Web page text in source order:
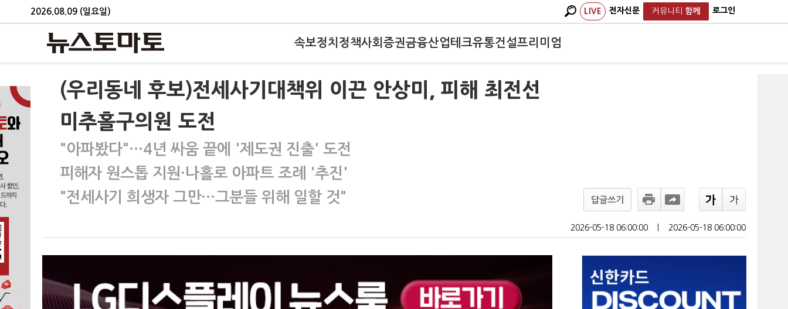
2026.08.09 (일요일) LIVE 전자신문 커뮤니티 함께 로그인
속보정치 정책사회 증권금융산업테크유통건설프리미엄
(우리동네 후보)전세사기대책위 이끈 안상미, 피해 최전선
미추홀구의원 도전
"아파봤다"…4년 싸움 끝에 '제도권 진출' 도전
피해자 원스톱 지원·나홀로 아파트 조례 '추진'
"전세사기 희생자 그만…그분들 위해 일할 것"
답글쓰기
2026-05-18 06:00:00 2026-05-18 06:00:00